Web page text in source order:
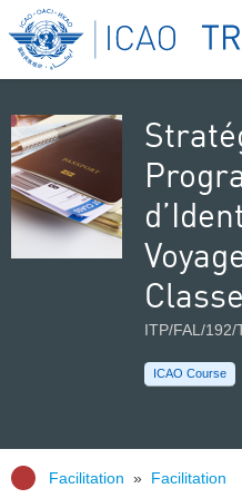
ITP/FAL/192/
ICAO Course
Facilitation » Facilitation